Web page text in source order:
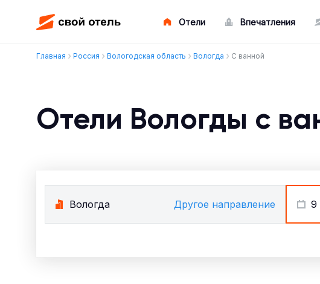
Отели Впечатления
Главная Россия Вологодская область Вологда С ванной
Отели Вологды с
Вологда Другое направление 9